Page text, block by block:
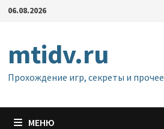
Перейти
06.08.2026
mtidv.ru
Прохождение игр, секреты и прочее
МЕНЮ